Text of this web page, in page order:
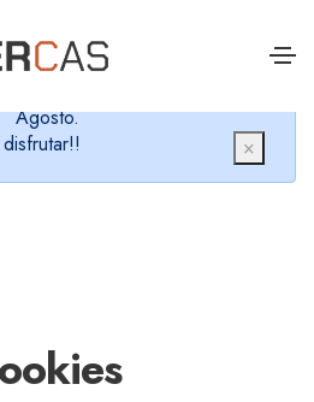
que nos queremos dar un
y refrescarnos.
Agosto.
×